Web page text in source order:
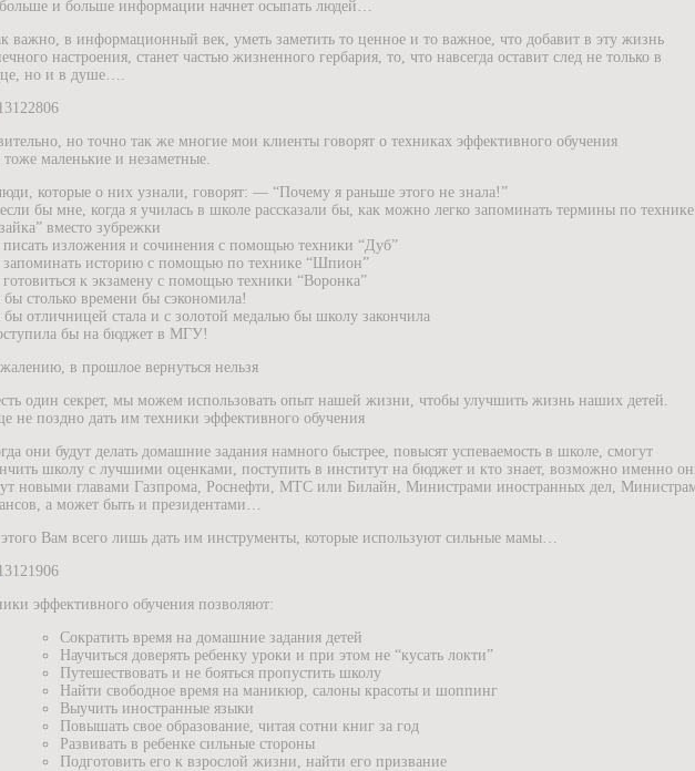
и больше информации начнет осыпать людей…
важно, в информационный век, уметь заметить то ценное и то важное, что добавит в эту жизнь
настроения, станет частью жизненного гербария, то, что навсегда оставит след не только в
но и в душе….
но точно так же многие мои клиенты говорят о техниках эффективного обучения
маленькие и незаметные.
которые о них узнали, говорят: — “Почему я раньше этого не знала!”
бы мне, когда я училась в школе рассказали бы, как можно легко запоминать термины по технике
вместо зубрежки
писать изложения и сочинения с помощью техники “Дуб”
запоминать историю с помощью по технике “Шпион”
к экзамену с помощью техники “Воронка”
бы столько времени бы сэкономила!
бы отличницей стала и с золотой медалью бы школу закончила
бы на бюджет в МГУ!
в прошлое вернуться нельзя
один секрет, мы можем использовать опыт нашей жизни, чтобы улучшить жизнь наших детей.
не поздно дать им техники эффективного обучения
они будут делать домашние задания намного быстрее, повысят успеваемость в школе, смогут
школу с лучшими оценками, поступить в институт на бюджет и кто знает, возможно именно
новыми главами Газпрома, Роснефти, МТС или Билайн, Министрами иностранных дел,
а может быть и президентами…
Вам всего лишь дать им инструменты, которые используют сильные мамы…
эффективного обучения позволяют:
Сократить время на домашние задания детей
Научиться доверять ребенку уроки и при этом не “кусать локти”
Путешествовать и не бояться пропустить школу
Найти свободное время на маникюр, салоны красоты и шоппинг
Выучить иностранные языки
Повышать свое образование, читая сотни книг за год
Развивать в ребенке сильные стороны
Подготовить его к взрослой жизни, найти его призвание